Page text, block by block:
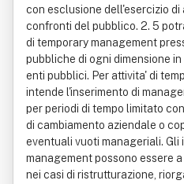
con esclusione dell'esercizio
confronti del pubblico. 2. 5
di temporary management
pubbliche di ogni dimensione
enti pubblici. Per attivita' di
intende l'inserimento di
per periodi di tempo limitato
di cambiamento aziendale o
eventuali vuoti manageriali.
management possono essere
nei casi di ristrutturazione,